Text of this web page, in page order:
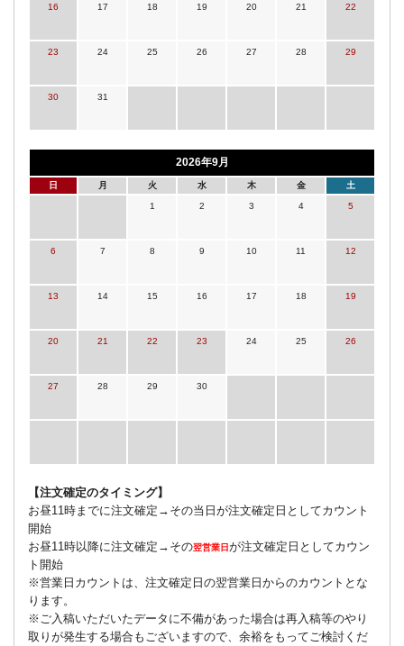
16 17 18 19 20 21 22
23 24 25 26 27 28 29
30 31
2026年9月
日 月 火 水 木 金 土
1 2 3 4 5
6 7 8 9 10 11 12
13 14 15 16 17 18 19
20 21 22 23 24 25 26
27 28 29 30
【注文確定のタイミング】
お昼11時までに注文確定→その当日が注文確定日としてカウント
開始
お昼11時以降に注文確定→その翌営業日が注文確定日としてカウン
ト開始
※営業日カウントは、注文確定日の翌営業日からのカウントとな
ります。
※ご入稿いただいたデータに不備があった場合は再入稿等のやり
取りが発生する場合もございますので、余裕をもってご検討くだ